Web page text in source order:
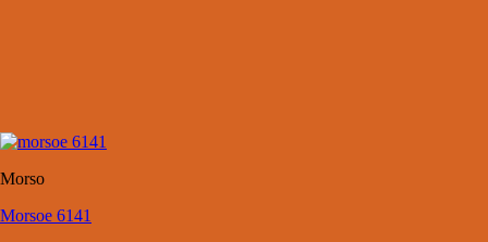
Morso
Morsoe 6141